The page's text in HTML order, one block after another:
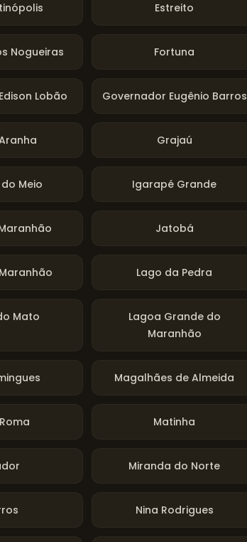
Estreito
Nogueiras Fortuna
Lobão Governador Eugênio Barros
Grajaú
Meio Igarapé Grande
Jatobá
Lago da Pedra
Mato
Lagoa Grande do
Maranhão
Magalhães de Almeida
Matinha
Miranda do Norte
Nina Rodrigues